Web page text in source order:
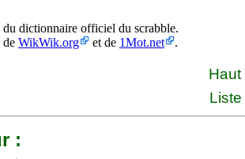
dictionnaire officiel du scrabble.
de WikWik.org et de 1Mot.net .
Haut
: